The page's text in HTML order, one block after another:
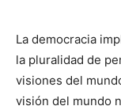
La democracia
la pluralidad de
visiones del
visión del mundo